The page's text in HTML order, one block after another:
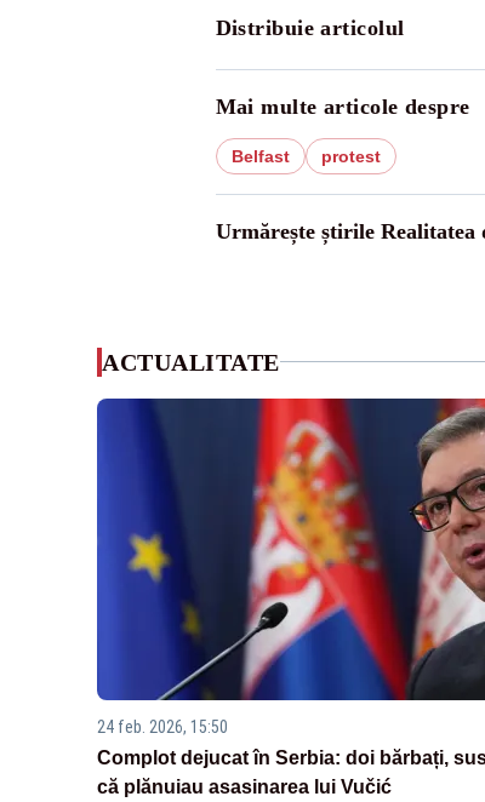
Distribuie articolul
Mai multe articole despre
Belfast protest
Urmărește știrile Realitatea
ACTUALITATE
24 feb. 2026, 15:50
Complot dejucat în Serbia: doi bărbați,
că plănuiau asasinarea lui Vučić